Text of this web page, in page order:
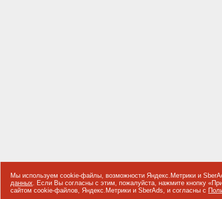
Мы используем cookie-файлы, возможности Яндекс.Метрики и
данных. Если Вы согласны с этим, пожалуйста, нажмите кнопку
сайтом cookie-файлов, Яндекс.Метрики и SberAds, и согласны с